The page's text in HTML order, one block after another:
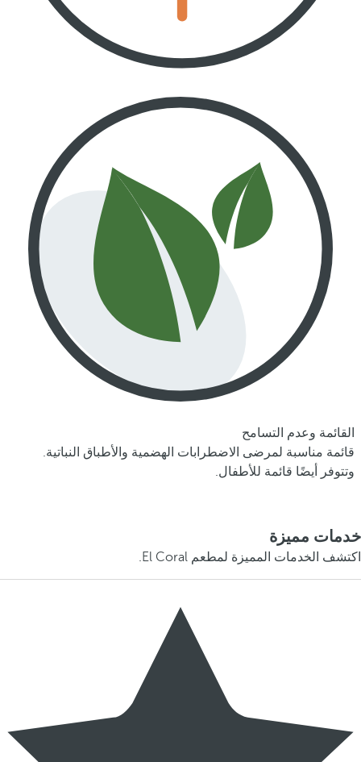
القائمة وعدم التسامح
قائمة مناسبة لمرضى الاضطرابات الهضمية والأطباق النباتية.
وتتوفر أيضًا قائمة للأطفال.
خدمات مميزة
اكتشف الخدمات المميزة لمطعم El Coral.